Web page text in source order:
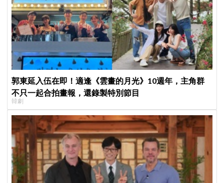
郭東延入伍在即！適逢《雲畫的月光》10週年，主角群
不只一起合拍畫報，還錄製特別節目
韓劇